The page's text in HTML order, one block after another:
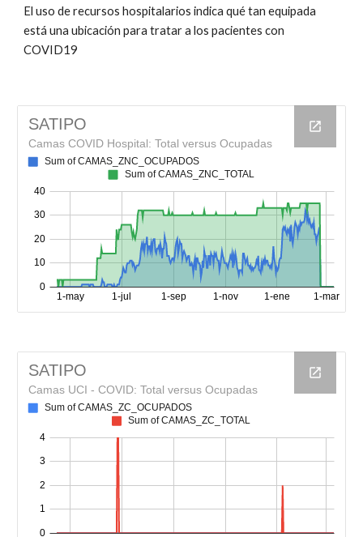
El uso de recursos hospitalarios indica qué tan equipada
está una ubicación para tratar a los pacientes con
COVID19